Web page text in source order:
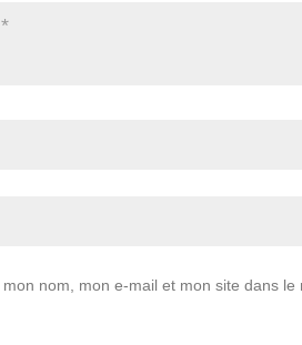
nom, mon e-mail et mon site dans